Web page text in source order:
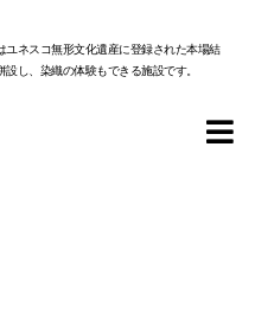
ネスコ無形文化遺産に登録された本場結
し、染織の体験もできる施設です。